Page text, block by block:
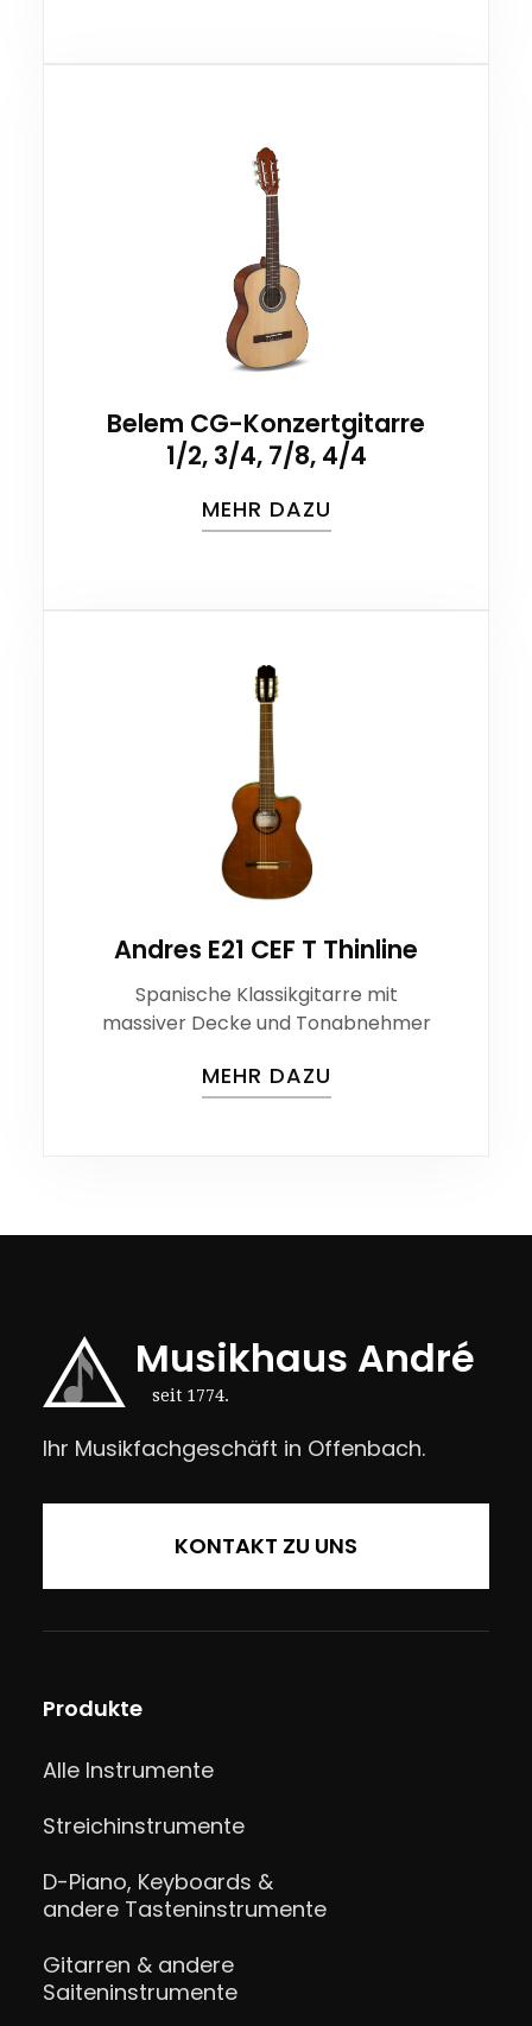
Belem CG-Konzertgitarre
1/2, 3/4, 7/8, 4/4
MEHR DAZU
Andres E21 CEF T Thinline
Spanische Klassikgitarre mit
massiver Decke und Tonabnehmer
MEHR DAZU
Musikhaus André
seit 1774.
Ihr Musikfachgeschäft in Offenbach.
KONTAKT ZU UNS
Produkte
Alle Instrumente
Streichinstrumente
D-Piano, Keyboards &
andere Tasteninstrumente
Gitarren & andere
Saiteninstrumente